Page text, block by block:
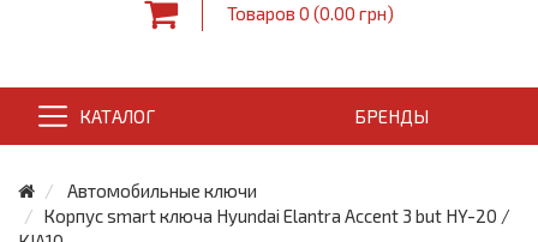
Товаров 0 (0.00 грн)
КАТАЛОГ БРЕНДЫ
Автомобильные ключи
Корпус smart ключа Hyundai Elantra Accent 3 but HY-20 /